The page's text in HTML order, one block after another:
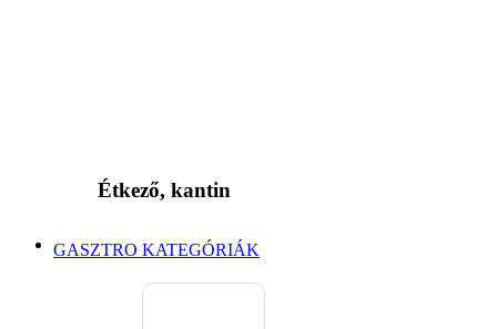
Étkező, kantin
GASZTRO KATEGÓRIÁK